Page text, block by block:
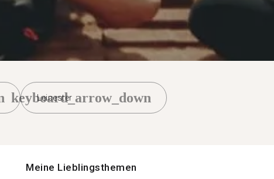
Leicester
keyboard_arrow_down
Meine Lieblingsthemen